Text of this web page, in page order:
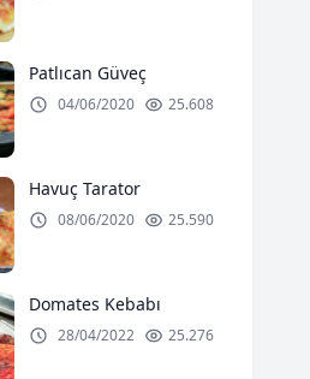
Patlıcan Güveç
04/06/2020 25.608
Havuç Tarator
08/06/2020 25.590
Domates Kebabı
28/04/2022 25.276